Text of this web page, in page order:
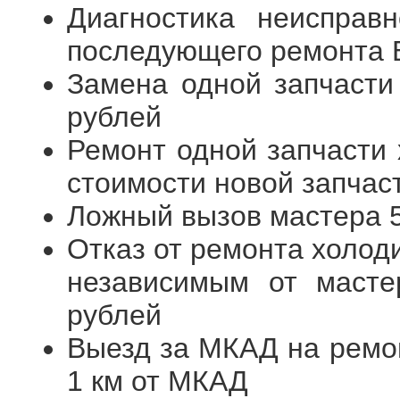
Диагностика
последующего
Замена одной
рублей
Ремонт одной запчасти
стоимости новой
Ложный вызов мастера
Отказ от ремонта
независимым от
рублей
Выезд за МКАД на
1 км от МКАД